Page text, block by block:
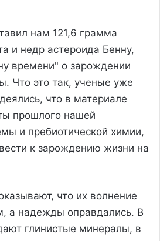
нам 121,6 грамма
и недр астероида Бенну,
времени" о зарождении
Что это так, ученые уже
что в материале
прошлого нашей
и пребиотической химии,
к зарождению жизни на
что их волнение
а надежды оправдались. В
глинистые минералы, в